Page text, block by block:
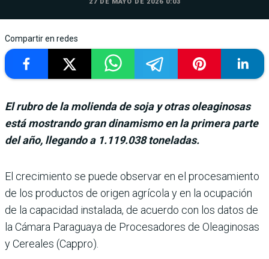
27 DE MAYO DE 2026 0:03
Compartir en redes
El rubro de la molienda de soja y otras oleaginosas
está mostrando gran dinamismo en la primera parte
del año, llegando a 1.119.038 toneladas.
El crecimiento se puede observar en el proce­samiento
de los pro­ductos de origen agrícola y en la ocupación
de la capa­cidad instalada, de acuerdo con los datos de
la Cámara Paraguaya de Procesadores de Oleaginosas
y Cereales (Cappro).